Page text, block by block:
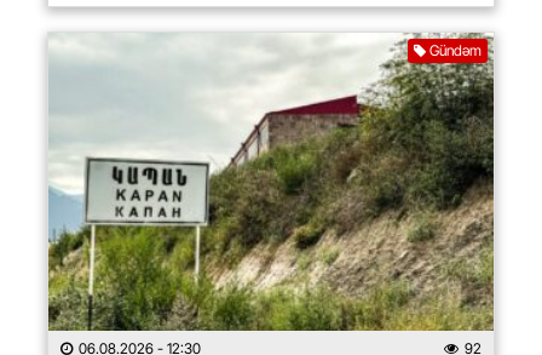
Gündəm
06.08.2026 - 12:30 92